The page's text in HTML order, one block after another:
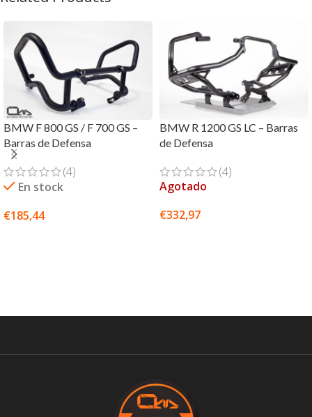
BMW F 800 GS / F 700 GS –
Barras de Defensa
(4)
En stock
€185,44
BMW R 1200 GS LC – Barras
de Defensa
(4)
Agotado
€332,97